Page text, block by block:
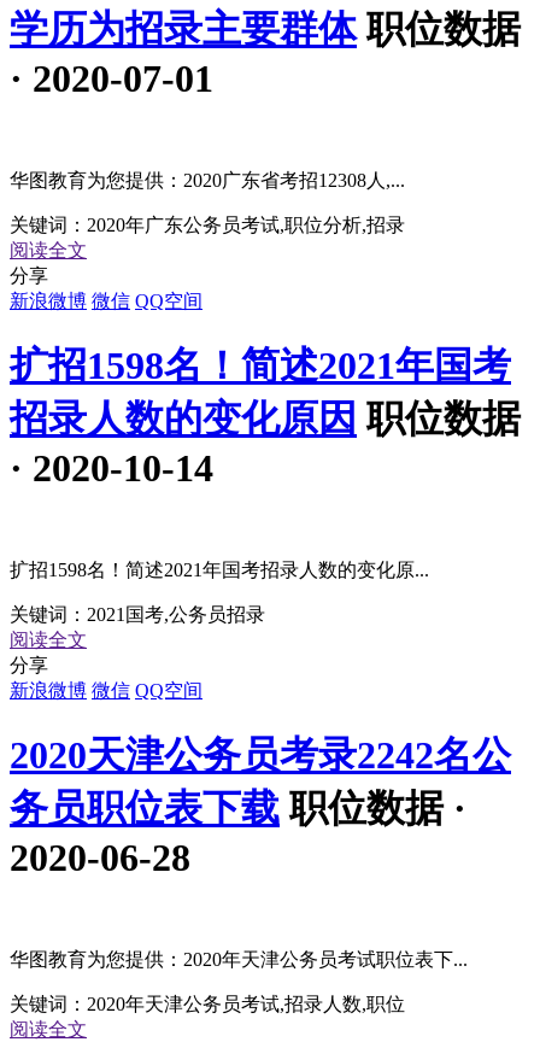
学历为招录主要群体 职位数据
· 2020-07-01
华图教育为您提供：2020广东省考招12308人,...
关键词： 2020年广东公务员考试,职位分析,招录
阅读全文
分享
新浪微博 微信 QQ空间
扩招1598名！简述2021年国考
招录人数的变化原因 职位数据
· 2020-10-14
扩招1598名！简述2021年国考招录人数的变化原...
关键词： 2021国考,公务员招录
阅读全文
分享
新浪微博 微信 QQ空间
2020天津公务员考录2242名公
务员职位表下载 职位数据 ·
2020-06-28
华图教育为您提供：2020年天津公务员考试职位表下...
关键词： 2020年天津公务员考试,招录人数,职位
阅读全文